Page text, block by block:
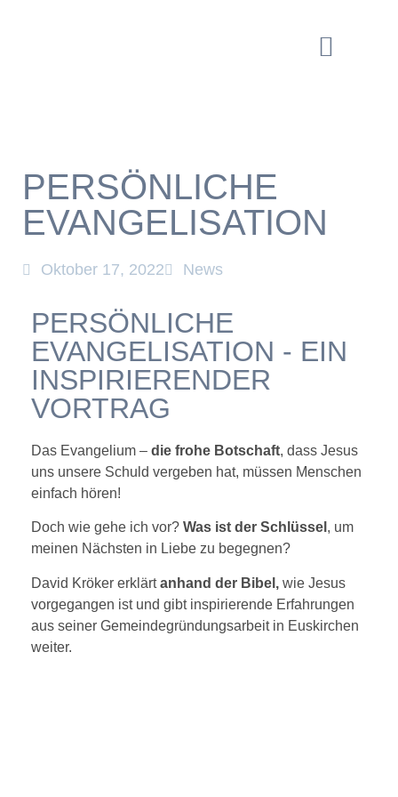
PERSÖNLICHE
EVANGELISATION
Oktober 17, 2022 News
PERSÖNLICHE
EVANGELISATION - EIN
INSPIRIERENDER
VORTRAG
Das Evangelium – die frohe Botschaft, dass Jesus
uns unsere Schuld vergeben hat, müssen Menschen
einfach hören!
Doch wie gehe ich vor? Was ist der Schlüssel , um
meinen Nächsten in Liebe zu begegnen?
David Kröker erklärtanhand der Bibel, wie Jesus
vorgegangen ist und gibt inspirierende Erfahrungen
aus seiner Gemeindegründungsarbeit in Euskirchen
weiter.